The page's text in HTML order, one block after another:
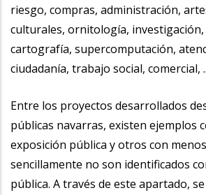
riesgo, compras, administración,
culturales, ornitología,
cartografía, supercomputación,
ciudadanía, trabajo social, comercial,
Entre los proyectos desarrollados
públicas navarras, existen ejemplos
exposición pública y otros con
sencillamente no son identificados
pública. A través de este apartado,